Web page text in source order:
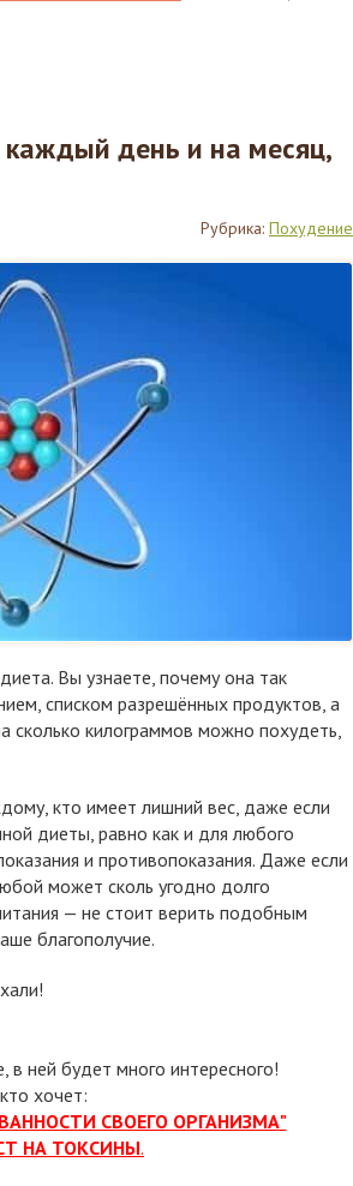
день и на месяц,
Рубрика: Похудение
Вы узнаете, почему она так
списком разрешённых продуктов, а
сколько килограммов можно похудеть,
кто имеет лишний вес, даже если
диеты, равно как и для любого
и противопоказания. Даже если
может сколь угодно долго
— не стоит верить подобным
благополучие.
в ней будет много интересного!
хочет:
СВОЕГО ОРГАНИЗМА"
НА ТОКСИНЫ.